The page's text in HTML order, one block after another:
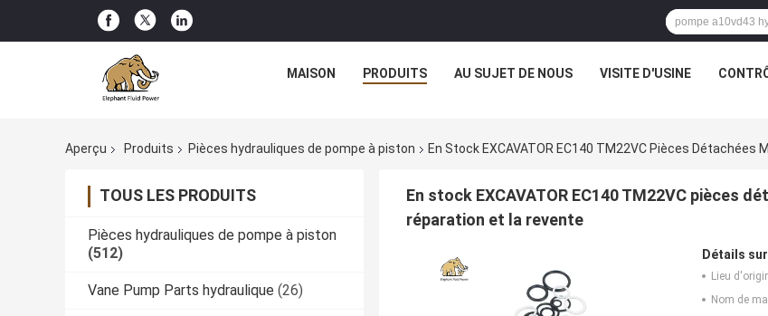
MAISON PRODUITS AU SUJET DE NOUS VISITE D'USINE
Aperçu Produits Pièces hydrauliques de pompe à piston En Stock EXCAVATOR EC140 TM22VC Pièces
TOUS LES PRODUITS
Pièces hydrauliques de pompe à piston
(512)
Vane Pump Parts hydraulique (26)
En stock EXCAVATOR EC140 TM22VC pièces
réparation et la revente
Détails
Lieu
Nom de